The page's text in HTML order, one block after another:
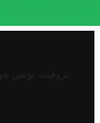
تروفيت تونس